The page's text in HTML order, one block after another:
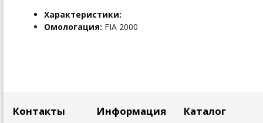
Характеристики:
Омологация: FIA 2000
Контакты Информация Каталог